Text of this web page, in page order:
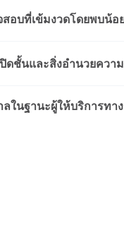
อบที่เข้มงวดโดยพบน้อ
ดชั้นและสิ่งอํานวยควา
ในฐานะผู้ให้บริการทา